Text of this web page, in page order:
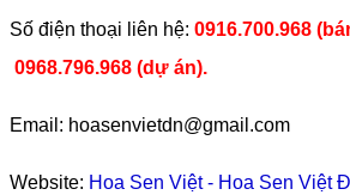
​Số điện thoại liên hệ: 0916.700.968
0968.796.968 (dự án).
Email: hoasenvietdn@gmail.com
Website: Hoa Sen Việt- Hoa Sen Việt